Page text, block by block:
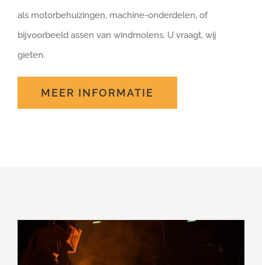
als motorbehuizingen, machine-onderdelen, of
bijvoorbeeld assen van windmolens. U vraagt, wij
gieten.
MEER INFORMATIE